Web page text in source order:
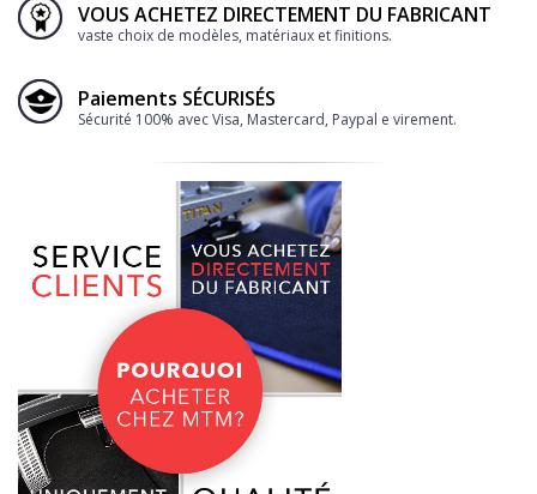
VOUS ACHETEZ DIRECTEMENT DU FABRICANT
vaste choix de modèles, matériaux et finitions.
Paiements SÉCURISÉS
Sécurité 100% avec Visa, Mastercard, Paypal e virement.